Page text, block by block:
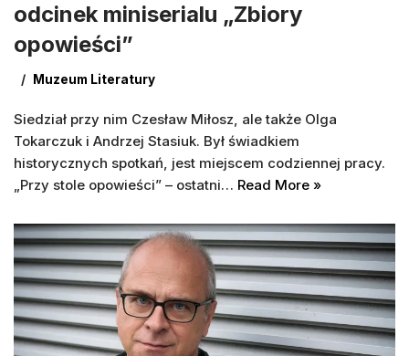
odcinek miniserialu „Zbiory
opowieści”
Muzeum Literatury
Siedział przy nim Czesław Miłosz, ale także Olga
Tokarczuk i Andrzej Stasiuk. Był świadkiem
historycznych spotkań, jest miejscem codziennej pracy.
„Przy stole opowieści” – ostatni… Read More »